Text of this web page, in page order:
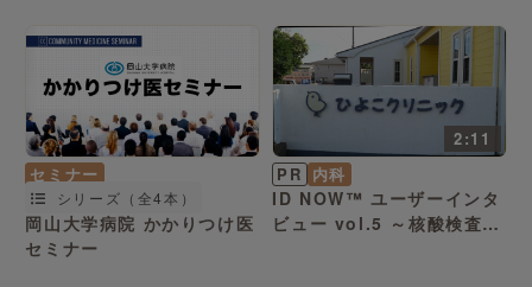
セミナー
シリーズ（全4本）
岡山大学病院 かかりつけ医
セミナー
2:11
PR 内科
ID NOW™ ユーザーインタ
ビュー vol.5 ～核酸検査の